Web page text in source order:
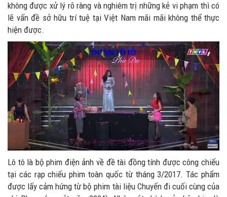
không được xử lý rõ ràng và nghiêm trị những kẻ vi phạm thì có
lẽ vấn đề sở hữu trí tuệ tại Việt Nam mãi mãi không thể thực
hiện được.
Lô tô là bộ phim điện ảnh về đề tài đồng tính được công chiếu
tại các rạp chiếu phim toàn quốc từ tháng 3/2017. Tác phẩm
được lấy cảm hứng từ bộ phim tài liệu Chuyến đi cuối cùng của